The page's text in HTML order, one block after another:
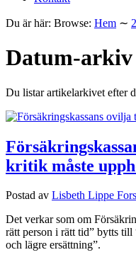
Du är här: Browse: Hem ∼
Datum-arkiv
Du listar artikelarkivet efter
kritik måste
Postad av Lisbeth Lippe
Det verkar som om
rätt person i rätt tid” bytts till
och lägre ersättning”.